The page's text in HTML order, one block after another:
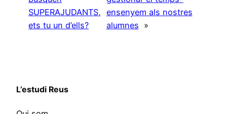
SUPERAJUDANTS,
ets tu un d’ells?
ensenyem als nostres
alumnes »
L’estudi Reus